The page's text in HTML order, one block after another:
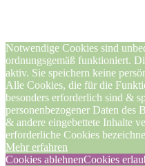
Notwendige Cookies sind
ordnungsgemäß funktioniert.
aktiv. Sie speichern keine
Alle Cookies, die für die
besonders erforderlich sind &
personenbezogener Daten des
& andere eingebettete Inhalte
erforderliche Cookies
Mehr erfahren
Cookies ablehnenCookies